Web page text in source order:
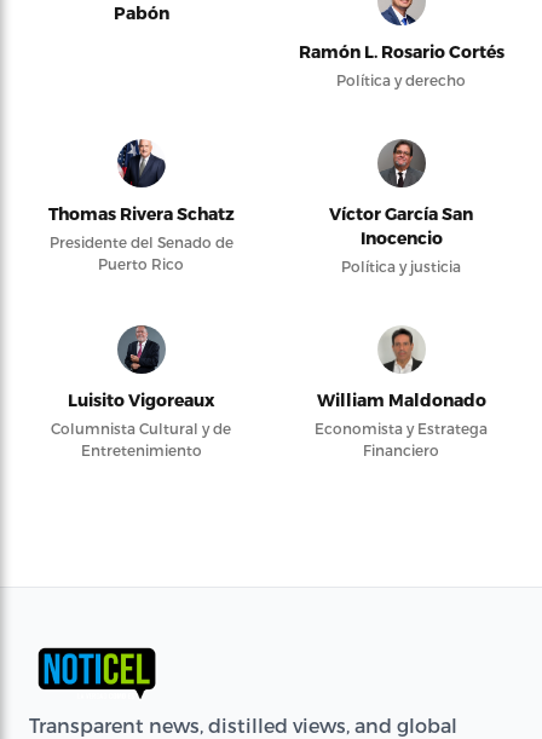
Pabón
Ramón L. Rosario Cortés
Política y derecho
Thomas Rivera Schatz
Presidente del Senado de
Puerto Rico
Víctor García San
Inocencio
Política y justicia
Luisito Vigoreaux
Columnista Cultural y de
Entretenimiento
William Maldonado
Economista y Estratega
Financiero
Transparent news, distilled views, and global